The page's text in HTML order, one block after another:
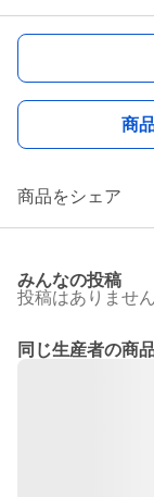
商
商品をシェア
みんなの投稿
投稿はありません
同じ生産者の商